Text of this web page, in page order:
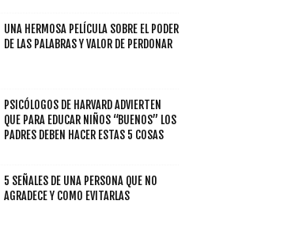
UNA HERMOSA PELÍCULA SOBRE EL PODER
DE LAS PALABRAS Y VALOR DE PERDONAR
PSICÓLOGOS DE HARVARD ADVIERTEN
QUE PARA EDUCAR NIÑOS “BUENOS” LOS
PADRES DEBEN HACER ESTAS 5 COSAS
5 SEÑALES DE UNA PERSONA QUE NO
AGRADECE Y COMO EVITARLAS